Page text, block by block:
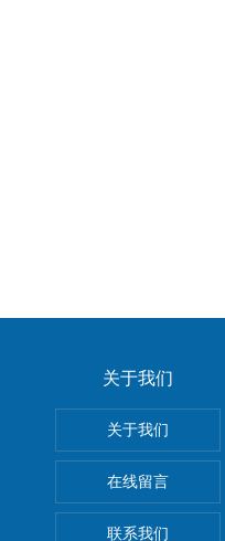
关于我们
关于我们
在线留言
联系我们